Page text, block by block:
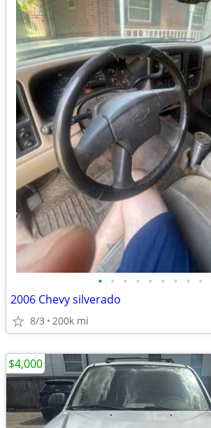
• • • • • • • • •
2006 Chevy silverado
8/3 200k mi
$4,000